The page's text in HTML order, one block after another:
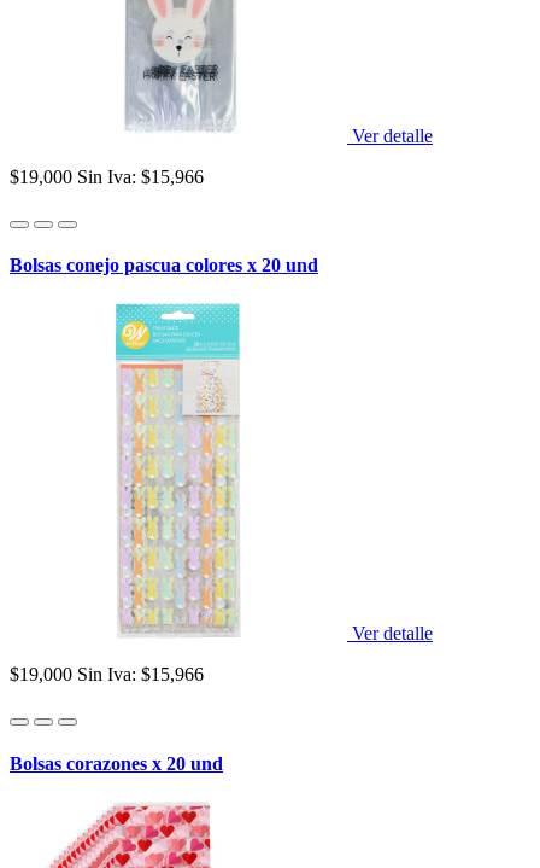
Ver detalle
$19,000 Sin Iva: $15,966
Bolsas conejo pascua colores x 20 und
Ver detalle
$19,000 Sin Iva: $15,966
Bolsas corazones x 20 und